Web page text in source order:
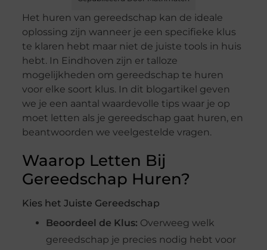
Het huren van gereedschap kan de ideale
oplossing zijn wanneer je een specifieke klus
te klaren hebt maar niet de juiste tools in huis
hebt. In Eindhoven zijn er talloze
mogelijkheden om gereedschap te huren
voor elke soort klus. In dit blogartikel geven
we je een aantal waardevolle tips waar je op
moet letten als je gereedschap gaat huren, en
beantwoorden we veelgestelde vragen.
Waarop Letten Bij
Gereedschap Huren?
Kies het Juiste Gereedschap
Beoordeel de Klus: Overweeg welk
gereedschap je precies nodig hebt voor